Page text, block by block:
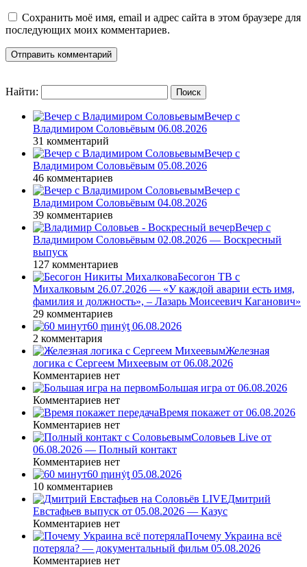
Сохранить моё имя, email и адрес сайта в этом браузере для
последующих моих комментариев.
Найти:
Вечер с
Владимиром Соловьёвым 06.08.2026
31 комментарий
Вечер с
Владимиром Соловьёвым 05.08.2026
46 комментариев
Вечер с
Владимиром Соловьёвым 04.08.2026
39 комментариев
Вечер с
Владимиром Соловьёвым 02.08.2026 — Воскресный
выпуск
127 комментариев
Бесогон ТВ с
Михалковым 26.07.2026 — «У каждой аварии есть имя,
фамилия и должность», – Лазарь Моисеевич Каганович»
29 комментариев
60 ṃинẏƫ 06.08.2026
2 комментария
Железная
логика с Сергеем Михеевым от 06.08.2026
Комментариев нет
Большая игра от 06.08.2026
Комментариев нет
Время покажет от 06.08.2026
Комментариев нет
Соловьев Live от
06.08.2026 — Полный контакт
Комментариев нет
60 ṃинẏƫ 05.08.2026
10 комментариев
Дмитрий
Евстафьев выпуск от 05.08.2026 — Казус
Комментариев нет
Почему Украина всё
потеряла? — документальный фильм 05.08.2026
Комментариев нет